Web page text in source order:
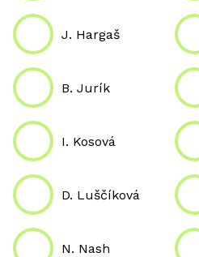
J. Hargaš
B. Jurík
I. Kosová
D. Luščíková
N. Nash